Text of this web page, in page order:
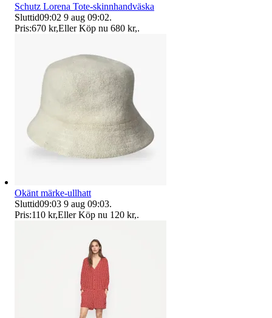
Schutz Lorena Tote-skinnhandväska
Sluttid09:02 9 aug 09:02.
Pris:670 kr,Eller Köp nu 680 kr,.
Okänt märke-ullhatt
Sluttid09:03 9 aug 09:03.
Pris:110 kr,Eller Köp nu 120 kr,.